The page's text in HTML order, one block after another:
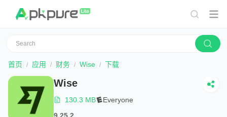
首页 应用 财务 Wise 下载
Wise
130.3 MB
Everyone